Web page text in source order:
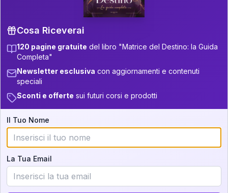
Scorri più in basso per vedere
un'interpretazione parziale gratuita della tua
Iscriviti alla newsletter per ricevere
aggiornamenti quando sarà disponibile.
Cosa scoprirete nella vostra
interpretazione:
💕 Come rafforzare la vostra unione
Cosa Riceverai
120 pagine gratuite del libro "Matrice del Destino: la Guida
Completa"
Newsletter esclusiva con aggiornamenti e contenuti
speciali
Sconti e offerte sui futuri corsi e prodotti
Il Tuo Nome
La Tua Email